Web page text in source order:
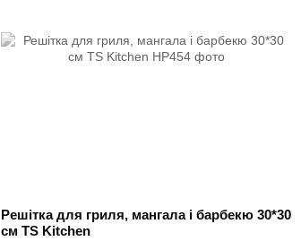
Решітка для гриля, мангала і барбекю 30*30
см TS Kitchen